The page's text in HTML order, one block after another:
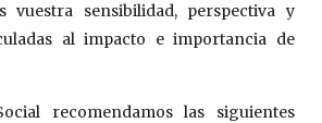
vuestra sensibilidad, perspectiva y
al impacto e importancia de
recomendamos las siguientes